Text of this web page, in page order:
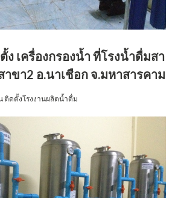
ง เครื่องกรองน้ำ ที่โรงน้ำดื่มสา
ขา2 อ.นาเชือก จ.มหาสารคาม
ติดตั้งโรงงานผลิตน้ำดื่ม